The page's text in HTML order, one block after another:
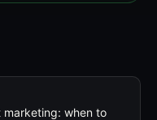
marketing: when to